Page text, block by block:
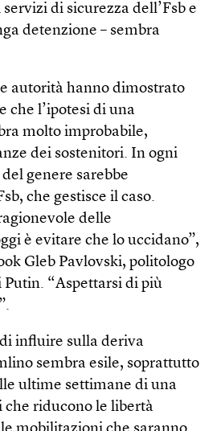
di sicurezza dell’Fsb e
detenzione – sembra
autorità hanno dimostrato
che l’ipotesi di una
molto improbabile,
dei sostenitori. In ogni
genere sarebbe
che gestisce il caso.
delle
è evitare che lo uccidano”,
Gleb Pavlovski, politologo
Putin. “Aspettarsi di più
influire sulla deriva
sembra esile, soprattutto
ultime settimane di una
che riducono le libertà